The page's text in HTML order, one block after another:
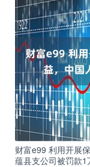
财富e99 利用开展
蕴县支公司被罚款1